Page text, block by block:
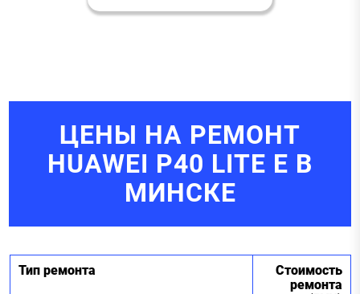
ЦЕНЫ НА РЕМОНТ
HUAWEI P40 LITE E В
МИНСКЕ
Тип ремонта
Стоимость
ремонта